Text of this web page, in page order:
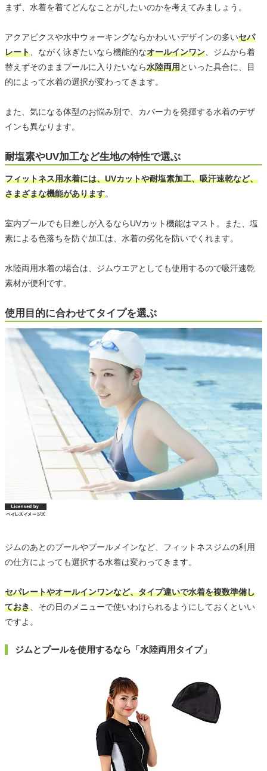
まず、水着を着てどんなことがしたいのかを考えてみましょう。
アクアビクスや水中ウォーキングならかわいいデザインの多いセパ
レート、ながく泳ぎたいなら機能的なオールインワン、ジムから着
替えずそのままプールに入りたいなら水陸両用といった具合に、目
的によって水着の選択が変わってきます。
また、気になる体型のお悩み別で、カバー力を発揮する水着のデザ
インも異なります。
耐塩素やUV加工など生地の特性で選ぶ
フィットネス用水着には、UVカットや耐塩素加工、吸汗速乾など、
さまざまな機能があります。
室内プールでも日差しが入るならUVカット機能はマスト。また、塩
素による色落ちを防ぐ加工は、水着の劣化を防いでくれます。
水陸両用水着の場合は、ジムウエアとしても使用するので吸汗速乾
素材が便利です。
使用目的に合わせてタイプを選ぶ
ジムのあとのプールやプールメインなど、フィットネスジムの利用
の仕方によっても選択する水着は変わってきます。
セパレートやオールインワンなど、タイプ違いで水着を複数準備し
ておき、その日のメニューで使いわけられるようにしておくといい
ですよ。
ジムとプールを使用するなら「水陸両用タイプ」